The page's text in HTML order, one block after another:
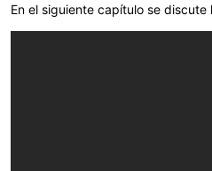
En el siguiente capítulo se